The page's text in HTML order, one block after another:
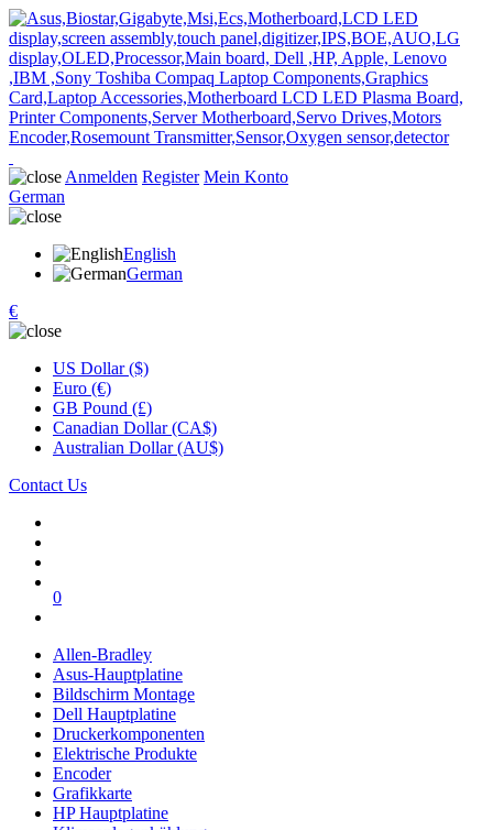
Anmelden Register Mein Konto
German
English
German
€
US Dollar ($)
Euro (€)
GB Pound (£)
Canadian Dollar (CA$)
Australian Dollar (AU$)
Contact Us
0
Allen-Bradley
Asus-Hauptplatine
Bildschirm Montage
Dell Hauptplatine
Druckerkomponenten
Elektrische Produkte
Encoder
Grafikkarte
HP Hauptplatine